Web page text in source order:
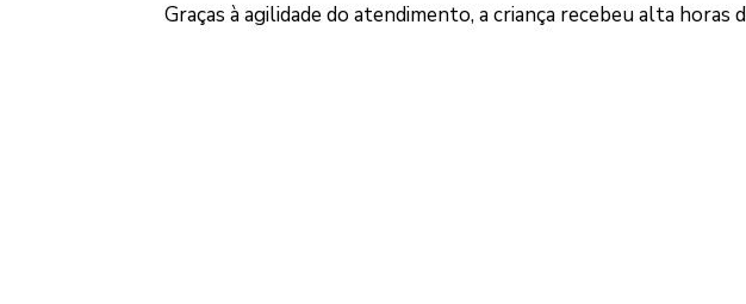
Graças à agilidade do atendimento, a criança recebeu alta horas